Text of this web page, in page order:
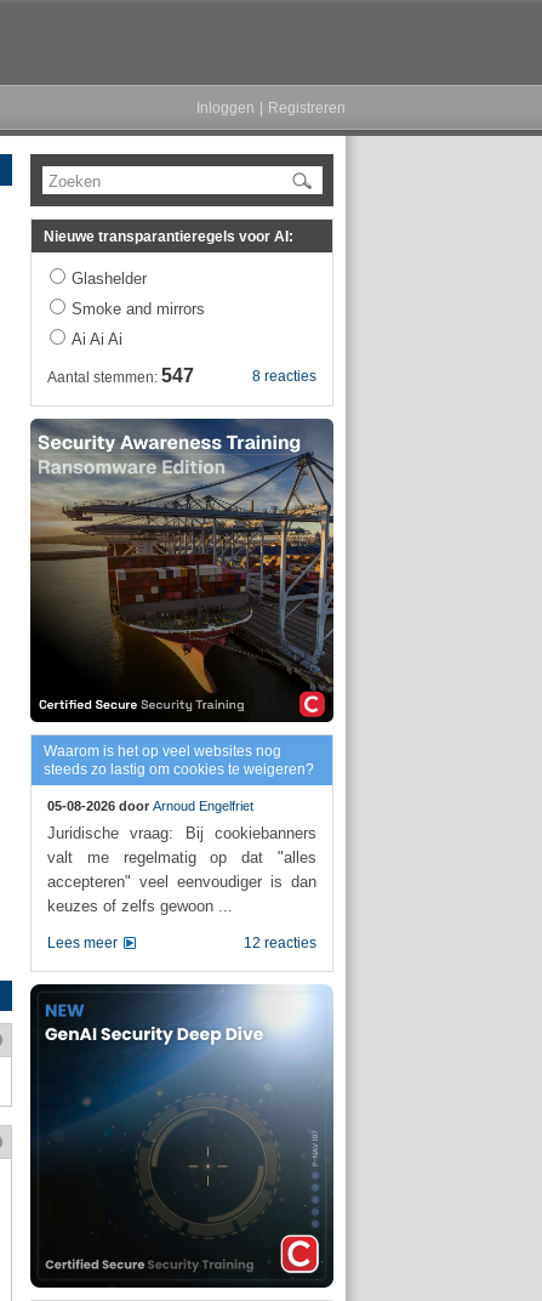
Inloggen Registreren
Zoeken
Nieuwe transparantieregels voor AI:
Glashelder
Smoke and mirrors
Ai Ai Ai
8 reacties
Aantal stemmen: 547
Waarom is het op veel websites nog
steeds zo lastig om cookies te weigeren?
05-08-2026 door Arnoud Engelfriet
Juridische vraag: Bij cookiebanners
valt me regelmatig op dat "alles
accepteren" veel eenvoudiger is dan
keuzes of zelfs gewoon ...
12 reacties
Lees meer